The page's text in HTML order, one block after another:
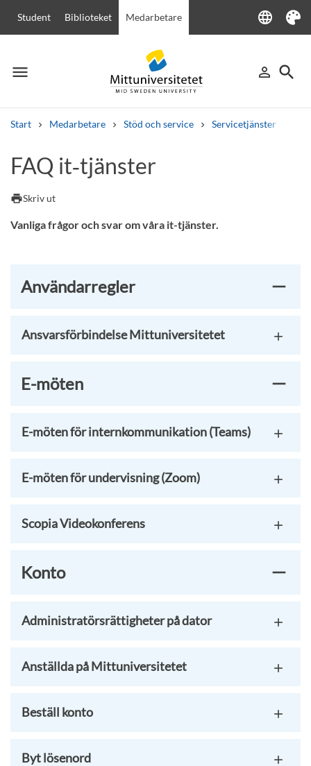
Student Biblioteket Medarbetare language
Language
Tema
menu
Meny person_outline
Logga in
search
Sök
Start Medarbetare Stöd och service Servicetjänster
Andra söktjänster
Kurser och program
FAQ it‑tjänster
printSkriv ut
Vanliga frågor och svar om våra it-tjänster.
Användarregler
Ansvarsförbindelse Mittuniversitetet
E-möten
E-möten för internkommunikation (Teams)
E-möten för undervisning (Zoom)
Scopia Videokonferens
Konto
Administratörsrättigheter på dator
Anställda på Mittuniversitetet
Beställ konto
Byt lösenord